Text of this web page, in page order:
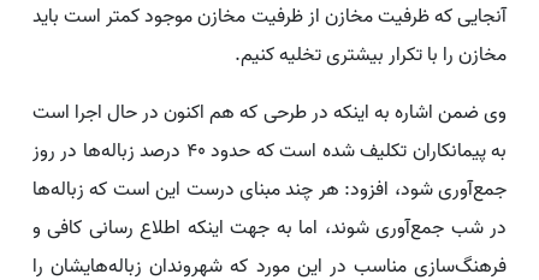
آنجایی که ظرفیت مخازن از ظرفیت مخازن موجود کمتر است باید
مخازن را با تکرار بیشتری تخلیه کنیم.
وی ضمن اشاره به اینکه در طرحی که هم اکنون در حال اجرا است
به پیمانکاران تکلیف شده است که حدود ۴۰ درصد زباله‌ها در روز
جمع‌آوری شود، افزود: هر چند مبنای درست این است که زباله‌ها
در شب جمع‌آوری شوند، اما به جهت اینکه اطلاع رسانی کافی و
فرهنگ‌سازی مناسب در این مورد که شهروندان زباله‌هایشان را